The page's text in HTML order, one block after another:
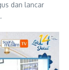
dan lancar